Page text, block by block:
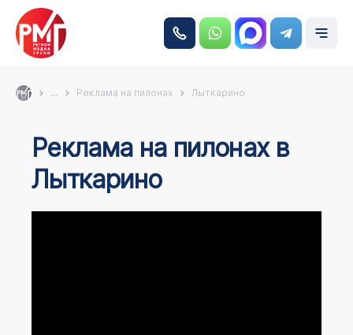
... Реклама на пилонах Лыткарино
Реклама на пилонах в
Лыткарино